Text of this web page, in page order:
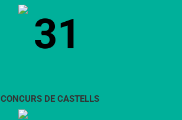
31
CONCURS DE CASTELLS